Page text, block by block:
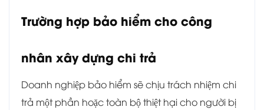
Trường hợp bảo hiểm cho công
nhân xây dựng chi trả
Doanh nghiệp bảo hiểm sẽ chịu trách nhiệm chi
trả một phần hoặc toàn bộ thiệt hại cho người bị